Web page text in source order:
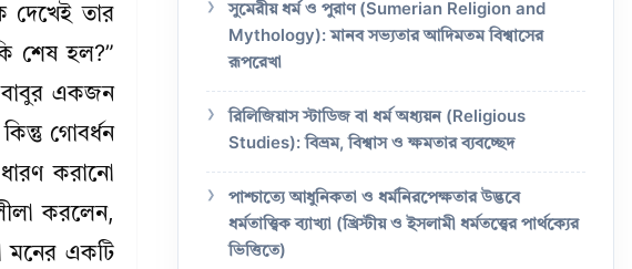
দেখেই তার
শেষ হল?”
একজন
গোবর্ধন
করানো
করলেন,
মনের একটি
সুমেরীয় ধর্ম ও পুরাণ (Sumerian Religion and
Mythology): মানব সভ্যতার আদিমতম বিশ্বাসের
রূপরেখা
রিলিজিয়াস স্টাডিজ বা ধর্ম অধ্যয়ন (Religious
Studies): বিভ্রম, বিশ্বাস ও ক্ষমতার ব্যবচ্ছেদ
পাশ্চাত্যে আধুনিকতা ও ধর্মনিরপেক্ষতার উদ্ভবে
ধর্মতাত্ত্বিক ব্যাখ্যা (খ্রিস্টীয় ও ইসলামী ধর্মতত্ত্বের পার্থক্যের
ভিত্তিতে)